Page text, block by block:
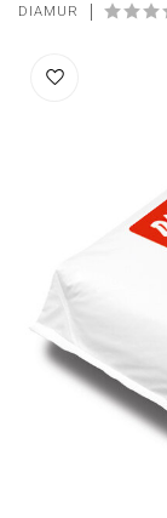
DIAMUR